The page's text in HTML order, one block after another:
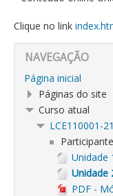
Clique no link
NAVEGAÇÃO
Página inicial
Páginas do site
Curso atual
LCE110001-
Unidade
Unidade
PDF -